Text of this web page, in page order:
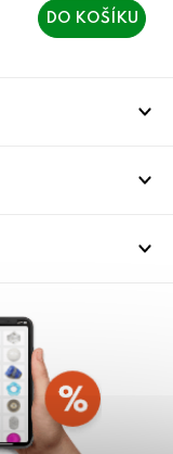
DO KOŠÍKU